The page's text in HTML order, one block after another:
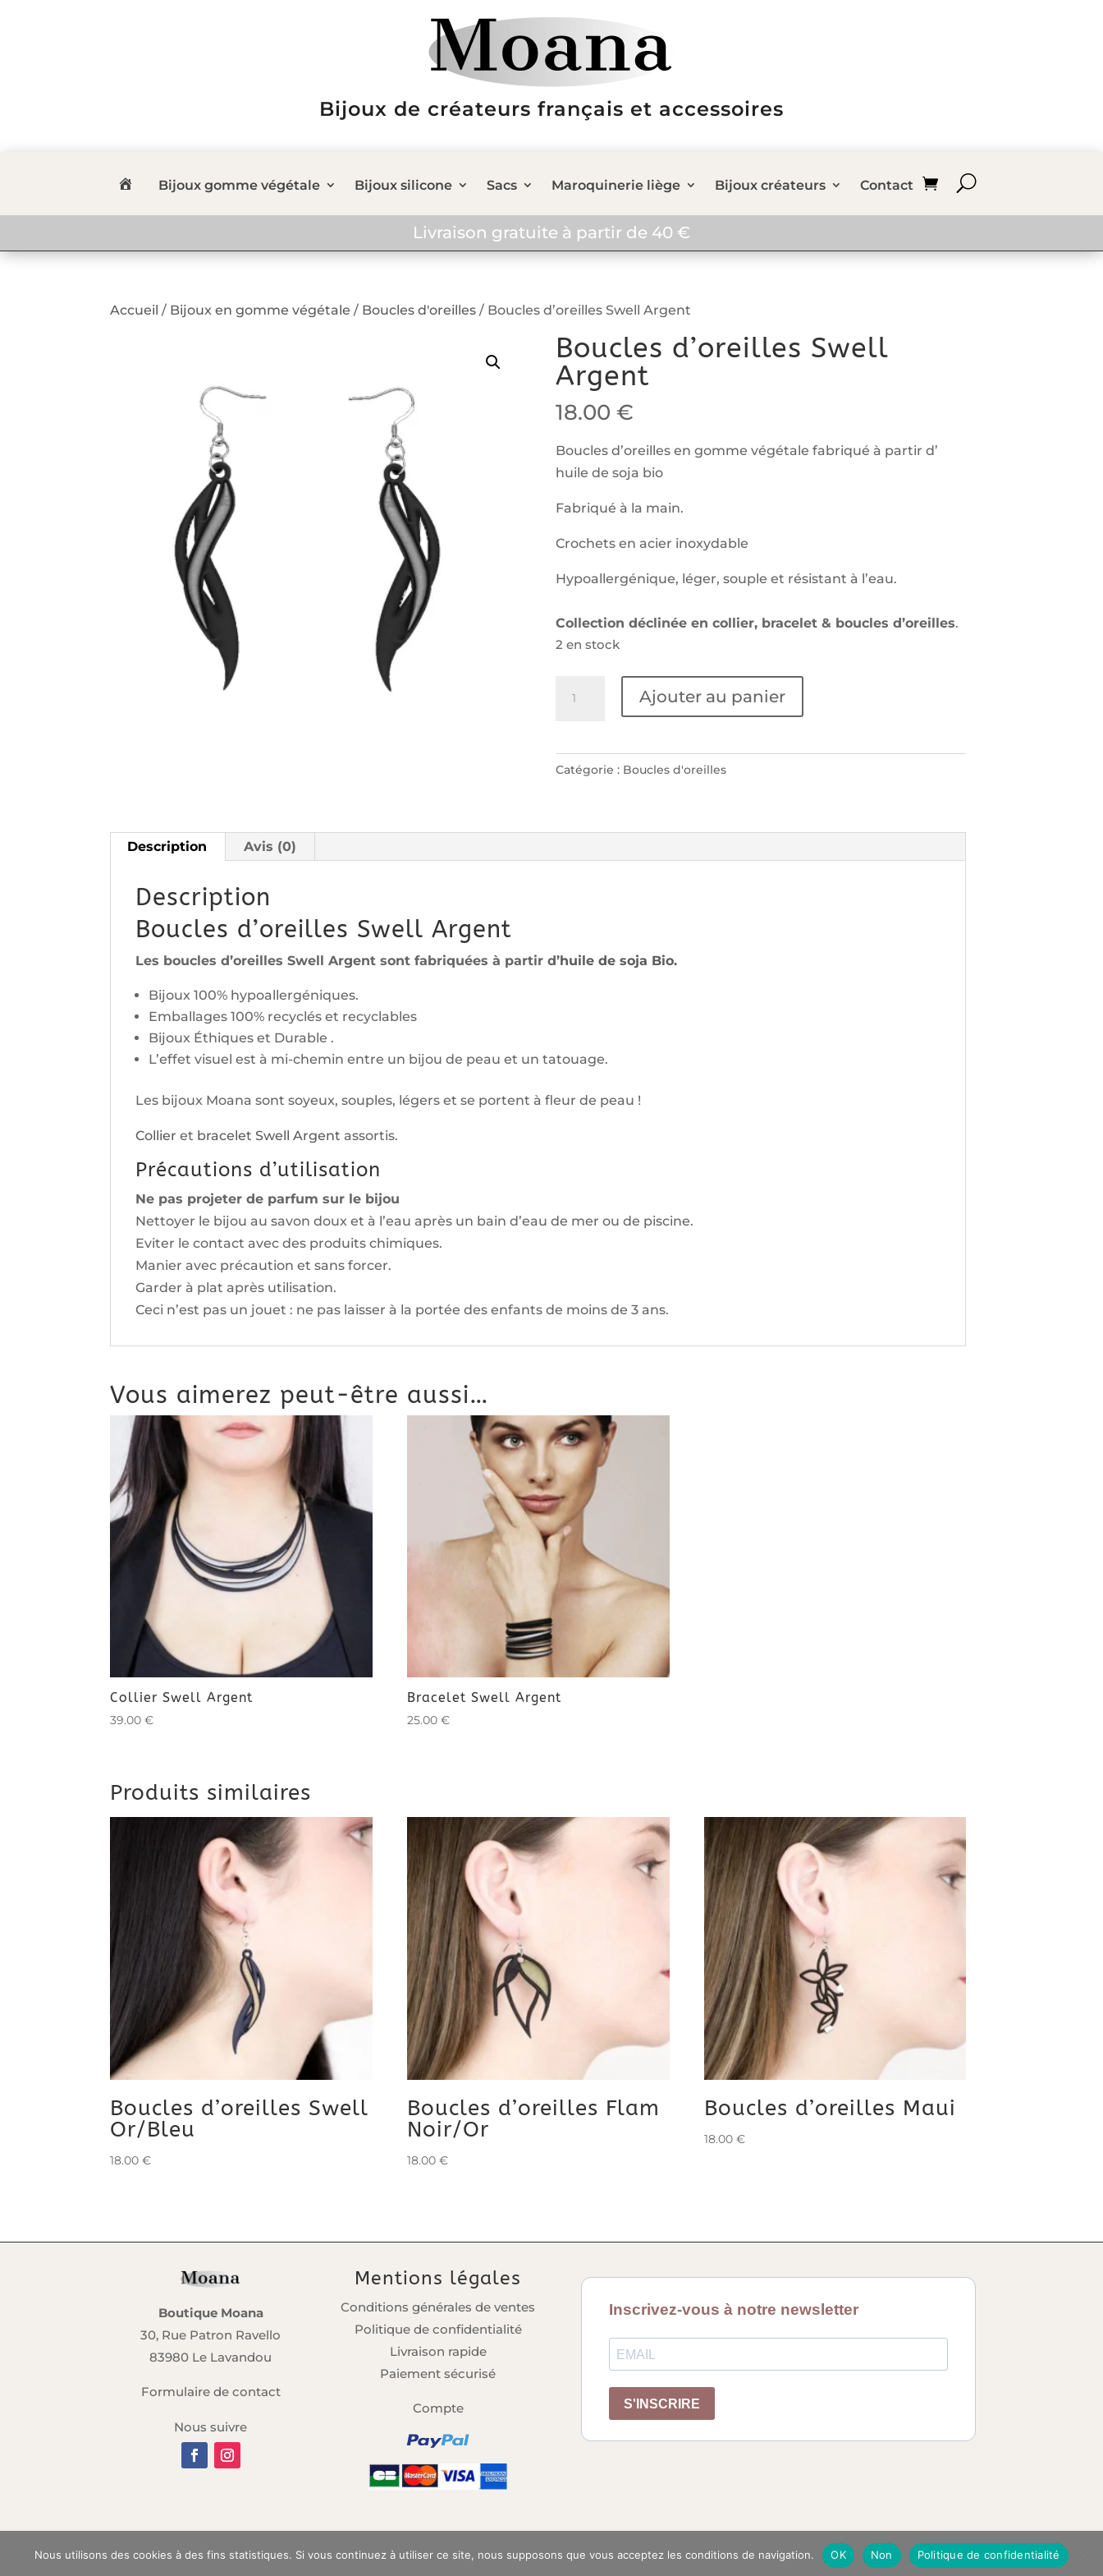
Bijoux de créateurs français et accessoires
Bijoux gomme végétale Bijoux silicone Sacs Maroquinerie liège Bijoux créateurs Contact
Livraison gratuite à partir de 40 €
Accueil / Bijoux en gomme végétale / Boucles d'oreilles / Boucles d’oreilles Swell Argent
Boucles d’oreilles Swell
Argent
18.00 €
Boucles d’oreilles en gomme végétale fabriqué à partir d’
huile de soja bio
Fabriqué à la main.
Crochets en acier inoxydable
Hypoallergénique, léger, souple et résistant à l’eau.
Collection déclinée en collier, bracelet & boucles d’oreilles.
2 en stock
d'oreilles
Swell
Ajouter au panier
Catégorie : Boucles d'oreilles
Description Avis (0)
Description
Boucles d’oreilles Swell Argent
Les boucles d’oreilles Swell Argent sont fabriquées à partir d’huile de soja Bio.
Bijoux 100% hypoallergéniques.
Emballages 100% recyclés et recyclables
Bijoux Éthiques et Durable .
L’effet visuel est à mi-chemin entre un bijou de peau et un tatouage.
Les bijoux Moana sont soyeux, souples, légers et se portent à fleur de peau !
Collier et bracelet Swell Argent assortis.
Précautions d’utilisation
Ne pas projeter de parfum sur le bijou
Nettoyer le bijou au savon doux et à l’eau après un bain d’eau de mer ou de piscine.
Eviter le contact avec des produits chimiques.
Manier avec précaution et sans forcer.
Garder à plat après utilisation.
Ceci n’est pas un jouet : ne pas laisser à la portée des enfants de moins de 3 ans.
Vous aimerez peut-être aussi…
Collier Swell Argent
39.00€
Bracelet Swell Argent
25.00€
Produits similaires
Boucles d’oreilles Swell
Or/Bleu
18.00€
Boucles d’oreilles Flam
Noir/Or
18.00€
Boucles d’oreilles Maui
18.00 €
Boutique Moana
30, Rue Patron Ravello
83980 Le Lavandou
Formulaire de contact
Nous suivre
Mentions légales
Conditions générales de ventes
Politique de confidentialité
Livraison rapide
Paiement sécurisé
Compte
Nous utilisons des cookies à des fins statistiques. Si vous continuez à utiliser ce site, nous supposons que vous acceptez les conditions de navigation. OK Non Politique de confidentialité